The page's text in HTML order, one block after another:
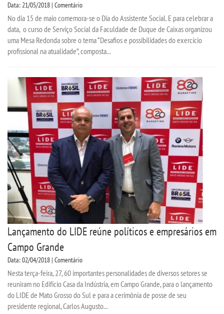
Data: 21/05/2018 | Comentário
No dia 15 de maio comemora-se o Dia do Assistente Social. E para celebrar a
data, o curso de Serviço Social da Faculdade de Duque de Caixas organizou
uma Mesa Redonda sobre o tema “Desafios e possibilidades do exercício
profissional na atualidade”, composta...
Lançamento do LIDE reúne políticos e empresários em
Campo Grande
Data: 02/04/2018 | Comentário
Nesta terça-feira, 27, 60 importantes personalidades de diversos setores se
reuniram no Edifício Casa da Indústria, em Campo Grande, para o lançamento
do LIDE de Mato Grosso do Sul e para a cerimônia de posse de seu
presidente regional, Carlos Augusto...